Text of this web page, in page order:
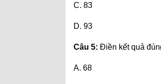
C. 83
D. 93
Câu 5: Điền kết quả
A. 68